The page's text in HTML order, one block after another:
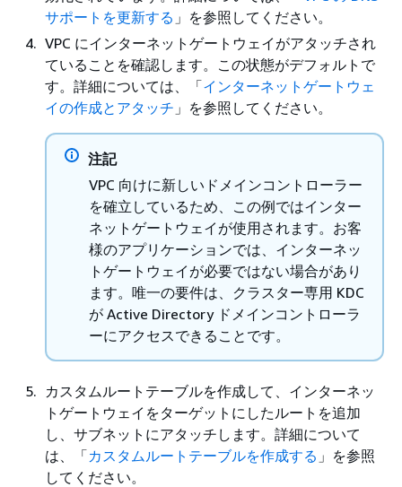
サポートを更新する 」を参照してください。
VPC にインターネットゲートウェイがアタッチされ
ていることを確認します。この状態がデフォルトで
す。詳細については、「インターネットゲートウェ
イの作成とアタッチ 」を参照してください。
注記
VPC 向けに新しいドメインコントローラー
を確立しているため、この例ではインター
ネットゲートウェイが使用されます。お客
様のアプリケーションでは、インターネッ
トゲートウェイが必要ではない場合があり
ます。唯一の要件は、クラスター専用 KDC
が Active Directory ドメインコントローラ
ーにアクセスできることです。
カスタムルートテーブルを作成して、インターネッ
トゲートウェイをターゲットにしたルートを追加
し、サブネットにアタッチします。詳細について
は、「カスタムルートテーブルを作成する 」を参照
してください。